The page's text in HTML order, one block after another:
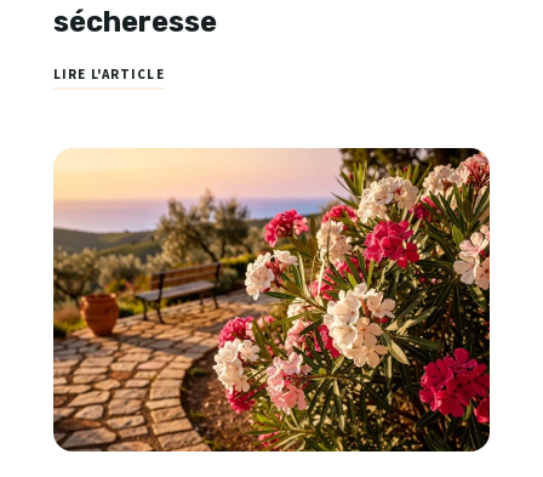
sécheresse
LIRE L'ARTICLE